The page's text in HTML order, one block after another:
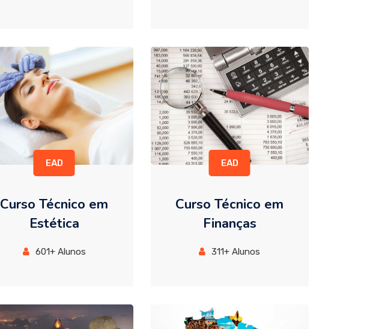
EAD
Curso Técnico em
Estética
601+ Alunos
EAD
Curso Técnico em
Finanças
311+ Alunos